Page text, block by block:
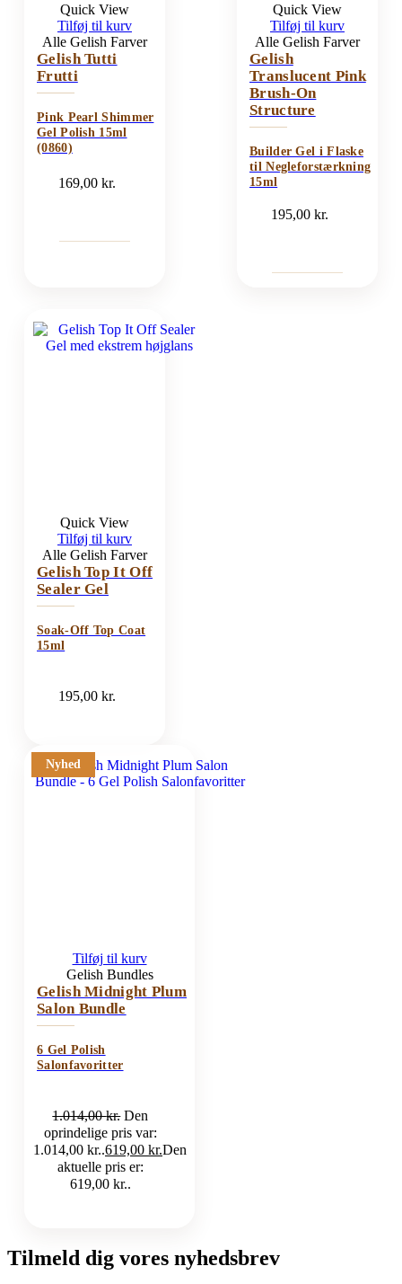
Quick View
Tilføj til kurv
Alle Gelish Farver
Gelish Tutti
Frutti
Pink Pearl Shimmer
Gel Polish 15ml
(0860)
169,00kr.
Quick View
Tilføj til kurv
Alle Gelish Farver
Gelish
Translucent Pink
Brush-On
Structure
Builder Gel i Flaske
til Negleforstærkning
15ml
195,00kr.
Quick View
Tilføj til kurv
Alle Gelish Farver
Gelish Top It Off
Sealer Gel
Soak-Off Top Coat
15ml
195,00kr.
Nyhed
Tilføj til kurv
Gelish Bundles
Gelish Midnight Plum
Salon Bundle
6 Gel Polish
Salonfavoritter
1.014,00kr. Den
oprindelige pris var:
1.014,00 kr..619,00 kr.Den
aktuelle pris er:
619,00 kr..
Tilmeld dig vores nyhedsbrev